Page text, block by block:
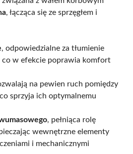
, łącząca się ze sprzęgłem i
, odpowiedzialne za tłumienie
co w efekcie poprawia komfort
na pewien ruch pomiędzy
sprzyja ich optymalnemu
, pełniąca rolę
wewnętrzne elementy
i mechanicznymi